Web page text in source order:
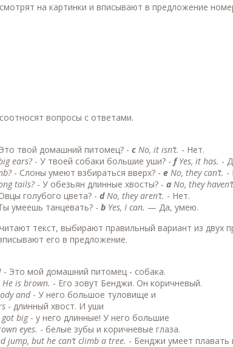
на картинки и вписывают в предложение
вопросы с ответами.
твой домашний питомец? - с No, it isn’t. - Нет.
ears?- У твоей собаки большие уши? - fYes, it has. -
- Слоны умеют взбираться вверх? - е No, they can’t. -
tails?- У обезьян длинные хвосты? - a No, they
голубого цвета? - dNo, they aren’t. - Нет.
умеешь танцевать? - b Yes, I can. — Да, умею.
текст, выбирают правильный вариант из двух
его в предложение.
- Это мой домашний питомец - собака.
is brown. - Его зовут Бенджи. Он коричневый.
and- У него большое туловище и
- длинный хвост. И уши
got big- у него длинные! У него большие
eyes. - белые зубы и коричневые глаза.
jump, but he can’t climb a tree. - Бенджи умеет плавать